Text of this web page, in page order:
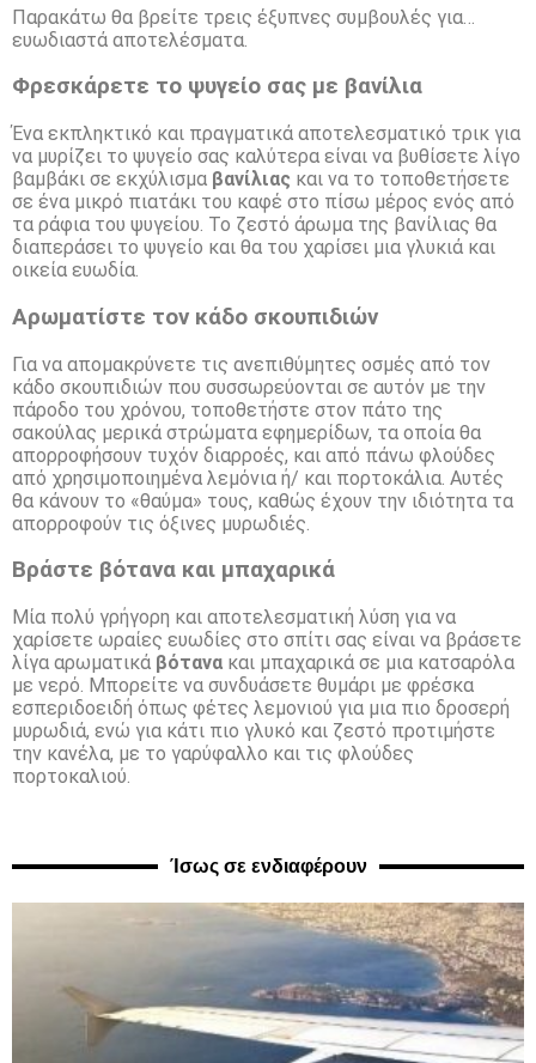
Παρακάτω θα βρείτε τρεις έξυπνες συμβουλές για…
ευωδιαστά αποτελέσματα.
Φρεσκάρετε το ψυγείο σας με βανίλια
Ένα εκπληκτικό και πραγματικά αποτελεσματικό τρικ για
να μυρίζει το ψυγείο σας καλύτερα είναι να βυθίσετε λίγο
βαμβάκι σε εκχύλισμα βανίλιας και να το τοποθετήσετε
σε ένα μικρό πιατάκι του καφέ στο πίσω μέρος ενός από
τα ράφια του ψυγείου. Το ζεστό άρωμα της βανίλιας θα
διαπεράσει το ψυγείο και θα του χαρίσει μια γλυκιά και
οικεία ευωδία.
Αρωματίστε τον κάδο σκουπιδιών
Για να απομακρύνετε τις ανεπιθύμητες οσμές από τον
κάδο σκουπιδιών που συσσωρεύονται σε αυτόν με την
πάροδο του χρόνου, τοποθετήστε στον πάτο της
σακούλας μερικά στρώματα εφημερίδων, τα οποία θα
απορροφήσουν τυχόν διαρροές, και από πάνω φλούδες
από χρησιμοποιημένα λεμόνια ή/ και πορτοκάλια. Αυτές
θα κάνουν το «θαύμα» τους, καθώς έχουν την ιδιότητα τα
απορροφούν τις όξινες μυρωδιές.
Βράστε βότανα και μπαχαρικά
Μία πολύ γρήγορη και αποτελεσματική λύση για να
χαρίσετε ωραίες ευωδίες στο σπίτι σας είναι να βράσετε
λίγα αρωματικά βότανα και μπαχαρικά σε μια κατσαρόλα
με νερό. Μπορείτε να συνδυάσετε θυμάρι με φρέσκα
εσπεριδοειδή όπως φέτες λεμονιού για μια πιο δροσερή
μυρωδιά, ενώ για κάτι πιο γλυκό και ζεστό προτιμήστε
την κανέλα, με το γαρύφαλλο και τις φλούδες
πορτοκαλιού.
Ίσως σε ενδιαφέρουν